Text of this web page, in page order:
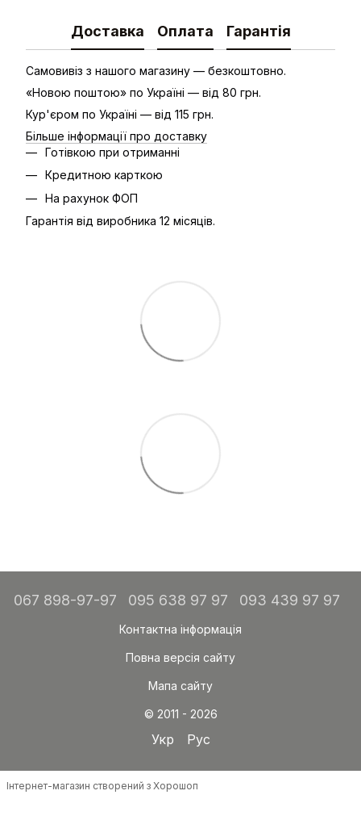
Доставка Оплата Гарантія
Самовивіз з нашого магазину — безкоштовно.
«Новою поштою» по Україні — від 80 грн.
Кур'єром по Україні — від 115 грн.
Більше інформації про доставку
Готівкою при отриманні
Кредитною карткою
На рахунок ФОП
Гарантія від виробника 12 місяців.
067 898-97-97 095 638 97 97 093 439 97 97
Контактна інформація
Повна версія сайту
Мапа сайту
© 2011 - 2026
Укр Рус
Інтернет-магазин створений з Хорошоп